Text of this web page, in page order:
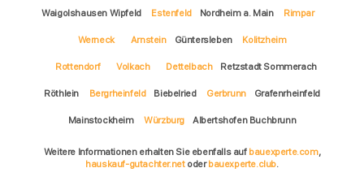
Waigolshausen Wipfeld
Estenfeld Nordheim a. Main Rimpar
Werneck Arnstein Güntersleben Kolitzheim
Rottendorf Volkach Dettelbach Retzstadt Sommerach
Röthlein Bergrheinfeld Biebelried Gerbrunn Grafenrheinfeld
Mainstockheim Würzburg Albertshofen Buchbrunn
Weitere Informationen erhalten Sie ebenfalls auf bauexperte.com,
hauskauf-gutachter.netoderbauexperte.club.